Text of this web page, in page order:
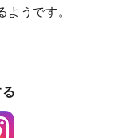
ようです。